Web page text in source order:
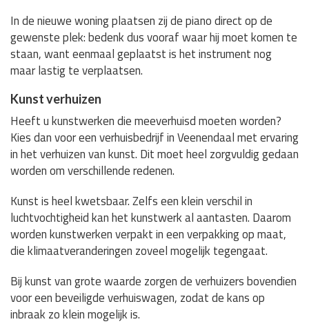
In de nieuwe woning plaatsen zij de piano direct op de
gewenste plek: bedenk dus vooraf waar hij moet komen te
staan, want eenmaal geplaatst is het instrument nog
maar lastig te verplaatsen.
Kunst verhuizen
Heeft u kunstwerken die meeverhuisd moeten worden?
Kies dan voor een verhuisbedrijf in Veenendaal met ervaring
in het verhuizen van kunst. Dit moet heel zorgvuldig gedaan
worden om verschillende redenen.
Kunst is heel kwetsbaar. Zelfs een klein verschil in
luchtvochtigheid kan het kunstwerk al aantasten. Daarom
worden kunstwerken verpakt in een verpakking op maat,
die klimaatveranderingen zoveel mogelijk tegengaat.
Bij kunst van grote waarde zorgen de verhuizers bovendien
voor een beveiligde verhuiswagen, zodat de kans op
inbraak zo klein mogelijk is.